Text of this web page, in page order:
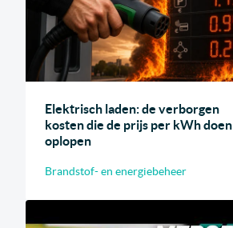
Elektrisch laden: de verborgen
kosten die de prijs per kWh doen
oplopen
Brandstof- en energiebeheer